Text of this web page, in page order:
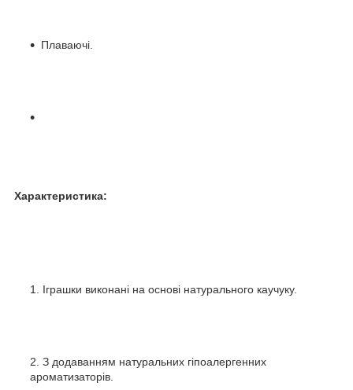
Плаваючі.
Характеристика:
Іграшки виконані на основі натурального каучуку.
З додаванням натуральних гіпоалергенних
ароматизаторів.